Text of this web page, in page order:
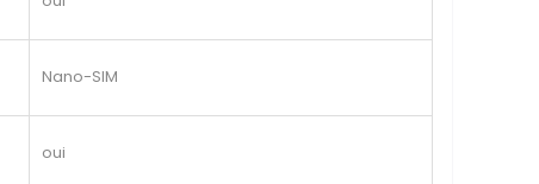
Nano-SIM
oui